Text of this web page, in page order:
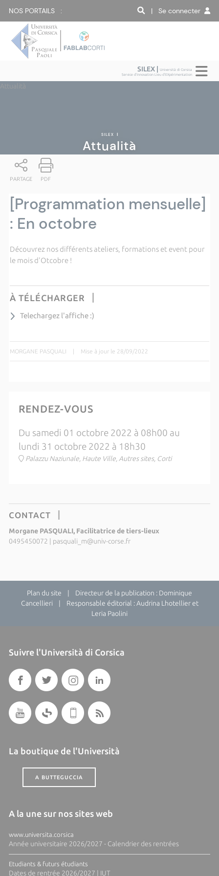
NOS PORTAILS : | Se connecter
SILEX |Università di Corsica
Service d'Innovation Lieu d'EXpérimentation
Attualità
SILEX |
Attualità
PARTAGE PDF
[Programmation mensuelle]
: En octobre
Découvrez nos différents ateliers, formations et event pour
le mois d'Otcobre !
À TÉLÉCHARGER
Telechargez l'affiche :)
MORGANE PASQUALI | Mise à jour le 28/09/2022
RENDEZ-VOUS
Du samedi 01 octobre 2022 à 08h00 au
lundi 31 octobre 2022 à 18h30
Palazzu Naziunale, Haute Ville, Autres sites, Corti
CONTACT
Morgane PASQUALI, Facilitatrice de tiers-lieux
0495450072 | pasquali_m@univ-corse.fr
Plan du site | Directeur de la publication : Dominique
Cancellieri | Responsable éditorial : Audrina Lhotellier et
Leria Paolini
Suivre l'Università di Corsica
La boutique de l'Università
A BUTTEGUCCIA
A la une sur nos sites web
www.universita.corsica
Année universitaire 2026/2027 - Calendrier des rentrées
Etudiants & futurs étudiants
Dates de rentrée 2026/2027 | IUT